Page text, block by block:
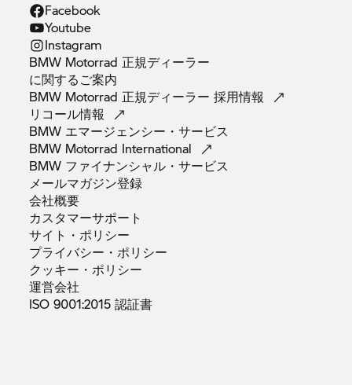
Facebook
Youtube
Instagram
BMW Motorrad 正規ディーラー
に関するご案内
BMW Motorrad 正規ディーラー採用情報
リコール情報
BMW エマージェンシー・サービス
BMW Motorrad International
BMW ファイナンシャル・サービス
メールマガジン登録
会社概要
カスタマーサポート
サイト・ポリシー
プライバシー・ポリシー
クッキー・ポリシー
運営会社
ISO 9001:2015認証書